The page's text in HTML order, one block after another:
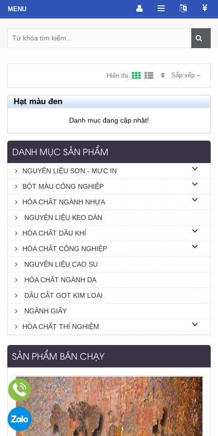
Sắp xếp
Hiển thị
Hạt màu đen
Danh mục đang cập nhật!
DANH MỤC SẢN PHẨM
NGUYÊN LIỆU SƠN - MỰC IN
BỘT MÀU CÔNG NGHIỆP
HÓA CHẤT NGÀNH NHỰA
NGUYÊN LIỆU KEO DÁN
HÓA CHẤT DẦU KHÍ
HÓA CHẤT CÔNG NGHIỆP
NGUYÊN LIỆU CAO SU
HÓA CHẤT NGÀNH DA
DẦU CẮT GỌT KIM LOẠI
NGÀNH GIẤY
HÓA CHẤT THÍ NGHIỆM
SẢN PHẨM BÁN CHẠY